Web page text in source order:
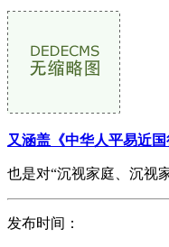
又涵盖《中华人平易近
也是对“沉视家庭、沉视
发布时间：